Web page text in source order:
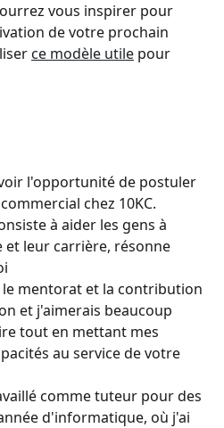
vous inspirer pour
de votre prochain
ce modèle utile pour
l'opportunité de postuler
chez 10KC.
à aider les gens à
et leur carrière, résonne
le mentorat et la contribution
et j'aimerais beaucoup
tout en mettant mes
au service de votre
comme tuteur pour des
d'informatique, où j'ai